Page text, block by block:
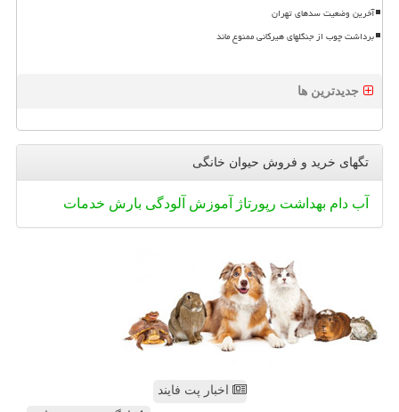
آخرین وضعیت سدهای تهران
برداشت چوب از جنگلهای هیرکانی ممنوع ماند
جدیدترین ها
تگهای خرید و فروش حیوان خانگی
آب دام بهداشت رپورتاژ آموزش آلودگی بارش خدمات
اخبار پت فایند